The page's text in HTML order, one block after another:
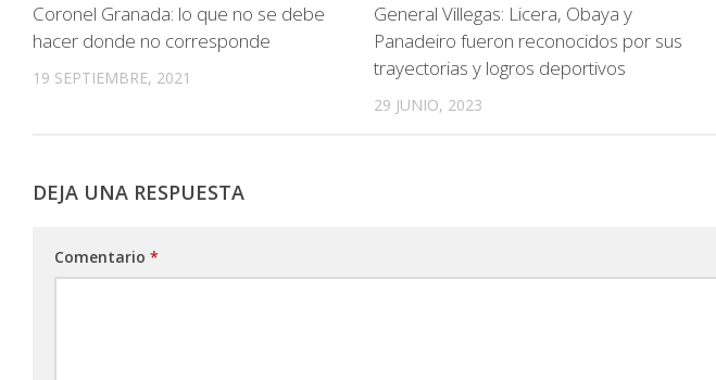
Coronel Granada: lo que no se debe
hacer donde no corresponde
19 SEPTIEMBRE, 2021
General Villegas: Licera, Obaya y
Panadeiro fueron reconocidos por sus
trayectorias y logros deportivos
29 JUNIO, 2023
DEJA UNA RESPUESTA
Comentario *